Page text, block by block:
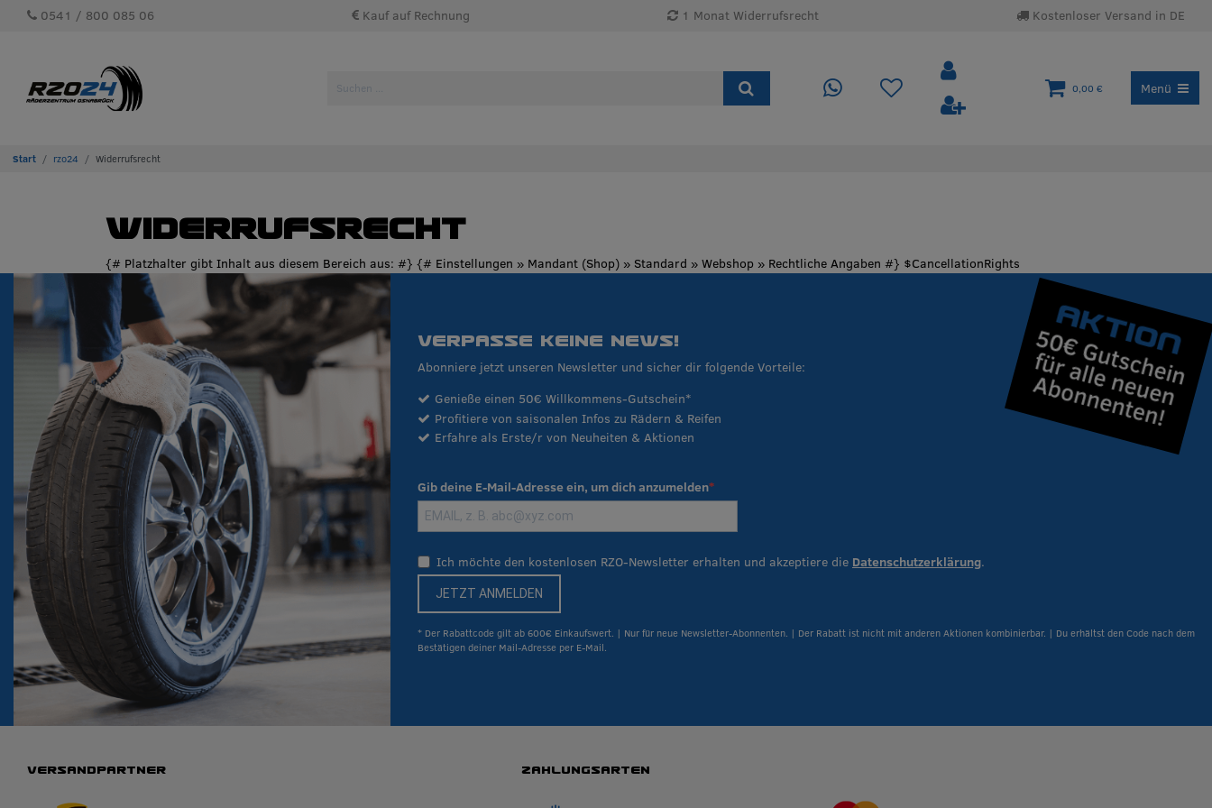
0541 / 800 085 06 Kauf auf Rechnung 1 Monat Widerrufsrecht Kostenloser Versand in DE
0,00 € Menü
rzo24 Widerrufsrecht
Widerrufsrecht
{# Platzhalter gibt Inhalt aus diesem Bereich aus: #} {# Einstellungen » Mandant (Shop) » Standard » Webshop » Rechtliche Angaben #} $CancellationRights
VERPASSE KEINE NEWS!
Abonniere jetzt unseren Newsletter und sicher dir folgende Vorteile:
Genieße einen 50€ Willkommens-Gutschein*
Profitiere von saisonalen Infos zu Rädern & Reifen
Erfahre als Erste/r von Neuheiten & Aktionen
Gib deine E-Mail-Adresse ein, um dich anzumelden
Ich möchte den kostenlosen RZO-Newsletter erhalten und akzeptiere die Datenschutzerklärung.
JETZT ANMELDEN
* Der Rabattcode gilt ab 600€ Einkaufswert. | Nur für neue Newsletter-Abonnenten. | Der Rabatt ist nicht mit anderen Aktionen kombinierbar. | Du erhältst den Code nach dem
Bestätigen deiner Mail-Adresse per E-Mail.
VERSANDPARTNER ZAHLUNGSARTEN